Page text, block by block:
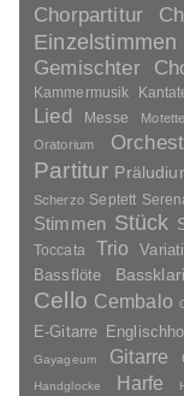
Chorpartitur
Einzelstimmen
Gemischter
Kammermusik
Lied Messe Motette
Oratorium
Partitur
Scherzo Septett
Stimmen Stück
Toccata Trio
Bassflöte
Cello Cembalo
E-Gitarre
Gayageum
Gitarre
Handglocke
Harfe